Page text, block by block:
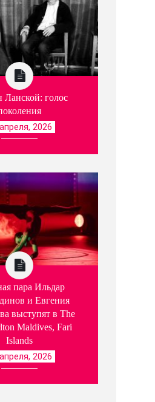
Ланской: голос
2026
пара Ильдар
и Евгения
выступят в The
Maldives, Fari
Islands
2026